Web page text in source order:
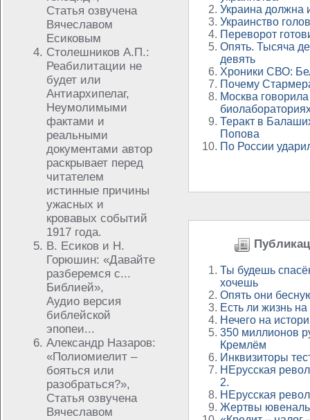
Статья озвучена
Вячеславом
Есиковым
Столешников А.П.:
Реабилитации не
будет или
Антиархипелаг,
Неумолимыми
фактами и
реальными
документами автор
раскрывает перед
читателем
истинные причины
ужасных и
кровавых событий
1917 года.
В. Есиков и Н.
Горюшин: «Давайте
разберемся с...
Библией»,
Аудио версия
библейской
эпопеи...
Александр Назаров:
«Полиомиелит –
бояться или
разобраться?»,
Статья озвучена
Вячеславом
Украина должна
Украинство
Переворот
Опять. Тысяча
девять
Хроники СВО:
Почему
Москва
Теракт в
Попова
По России
Ты будешь
хочешь
Опять они
Есть ли жизнь
Нечего на
350 миллионов
Кремлём
Инквизиторы
НЕрусская
2.
НЕрусская
Жертвы